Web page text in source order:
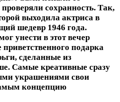
сохранность. Так,
выходила актриса в
шедевр 1946 года.
унести в этот вечер
подарка
сделанные из
Самые креативные сразу
украшениями свои
концепцию